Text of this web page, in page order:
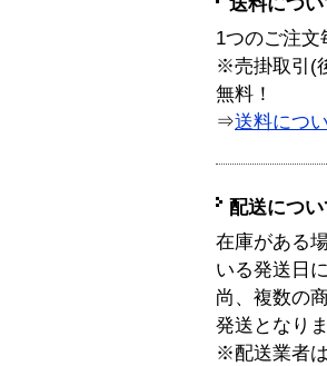
送料につい
1つのご注文
※売掛取引(
無料！
⇒送料につ
配送につい
在庫がある
いる発送日
尚、複数の
発送となりま
※配送業者